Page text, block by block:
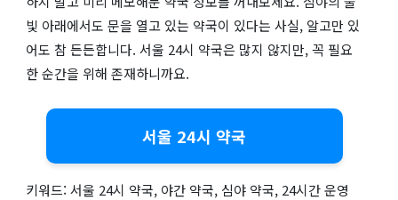
빛 아래에서도 문을 열고 있는 약국이 있다는 사실, 알고만 있
어도 참 든든합니다. 서울 24시 약국은 많지 않지만, 꼭 필요
한 순간을 위해 존재하니까요.
서울 24시 약국
키워드: 서울 24시 약국, 야간 약국, 심야 약국, 24시간 운영